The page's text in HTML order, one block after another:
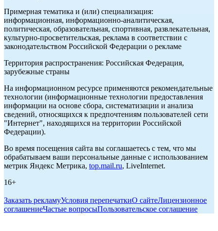
Примерная тематика и (или) специализация:
информационная, информационно-аналитическая,
политическая, образовательная, спортивная, развлекательная,
культурно-просветительская, реклама в соответствии с
законодательством Российской Федерации о рекламе
Территория распространения: Российская Федерация,
зарубежные страны
На информационном ресурсе применяются рекомендательные
технологии (информационные технологии предоставления
информации на основе сбора, систематизации и анализа
сведений, относящихся к предпочтениям пользователей сети
"Интернет", находящихся на территории Российской
Федерации).
Во время посещения сайта вы соглашаетесь с тем, что мы
обрабатываем ваши персональные данные с использованием
метрик Яндекс Метрика, top.mail.ru, LiveInternet.
16+
Заказать рекламуУсловия перепечаткиО сайтеЛицензионное
соглашениеЧастые вопросыПользовательское соглашение